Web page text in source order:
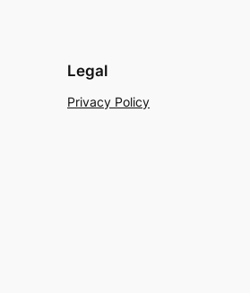
Legal
Privacy Policy